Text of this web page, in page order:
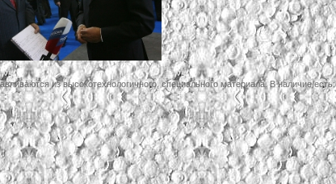
из высокотехнологичного, специального материала. В наличие есть: